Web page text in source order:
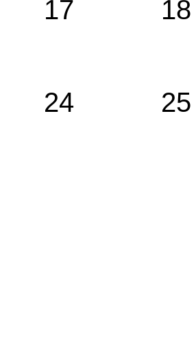
17 18
24 25